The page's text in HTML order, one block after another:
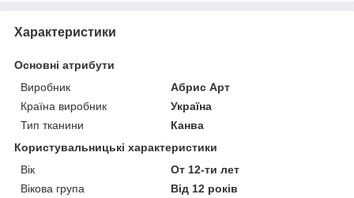
Характеристики
Основні атрибути
Виробник
Абрис Арт
Країна виробник
Україна
Тип тканини
Канва
Користувальницькі характеристики
Вік
От 12-ти лет
Вікова група
Від 12 років